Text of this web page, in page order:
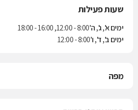
שעות פעילות
ימים א', ג', ה'8:00 - 12:00, 16:00 - 18:00
ימים ב', ד', ו'8:00 - 12:00
מפה